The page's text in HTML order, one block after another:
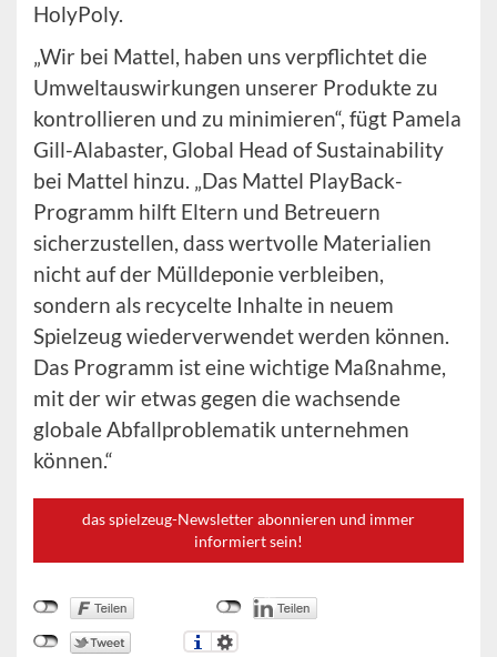
HolyPoly.
„Wir bei Mattel, haben uns verpflichtet die
Umweltauswirkungen unserer Produkte zu
kontrollieren und zu minimieren“, fügt Pamela
Gill-Alabaster, Global Head of Sustainability
bei Mattel hinzu. „Das Mattel PlayBack-
Programm hilft Eltern und Betreuern
sicherzustellen, dass wertvolle Materialien
nicht auf der Mülldeponie verbleiben,
sondern als recycelte Inhalte in neuem
Spielzeug wiederverwendet werden können.
Das Programm ist eine wichtige Maßnahme,
mit der wir etwas gegen die wachsende
globale Abfallproblematik unternehmen
können.“
das spielzeug-Newsletter abonnieren und immer
informiert sein!